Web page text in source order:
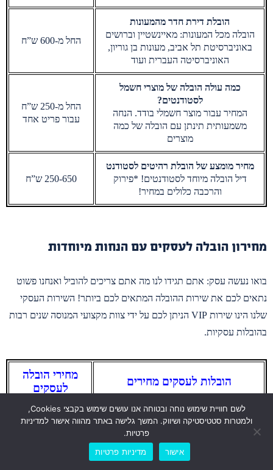
הובלת דירת חדר מהמעונות
הובלה מכל המעונות: מאיינשטיין וברושים
באוניברסיטת תל אביב, מעונות בן גוריון,
האוניברסיטה העברית ועוד
החל מ-600 ש”ח
כמה עולה הובלה של מוצרי חשמל
לסטודנטים?
המחיר עבור מוצר חשמלי בודד. הנחה
משמעותית תינתן עם הובלה של כמה
מוצרים
החל מ-250 ש”ח
עבור פריט אחד
מחיר מומצע של הובלת רהיטים לסטודנט
דיל הובלה מיוחד לסטודנטים! *פירוק
והרכבה כלולים במחיר!
250-650 ש”ח
מחירון הובלה לעסקים עם הנחות מיוחדות
בואו נעשה עסק: אתם תגידו לנו מה אתם צריכים להוביל ואנחנו פשוט
נתאים לכם את שירות ההובלה המתאים לכם ביותר! השירות העסקי
שלנו הינו שירות VIP הניתן לכם על ידי צוות מקצועי המנוסה שנים רבות
בהובלות עסקיות.
הובלות לעסקים מחירים
מחירי הובלה
לעסקים
עלות כוללת להובלת בית עסק
הובלות מיוחדות לעסקים במחירים נוחים!
ניתן להסתייע בשירות אריזת העסק
והעתקתו למקום החדש.
לייעוץ והצעת מחיר אונליין
לשם חוויית שימוש נוחה ובטוחה אנו עושים שימוש בקבצי Cookies,
ולמטרות סטטיסטיקה ושיווק. המשך גלישה באתר מהווה אישור למדיניות
פרטיות.
אישור
מדיניות פרטיות